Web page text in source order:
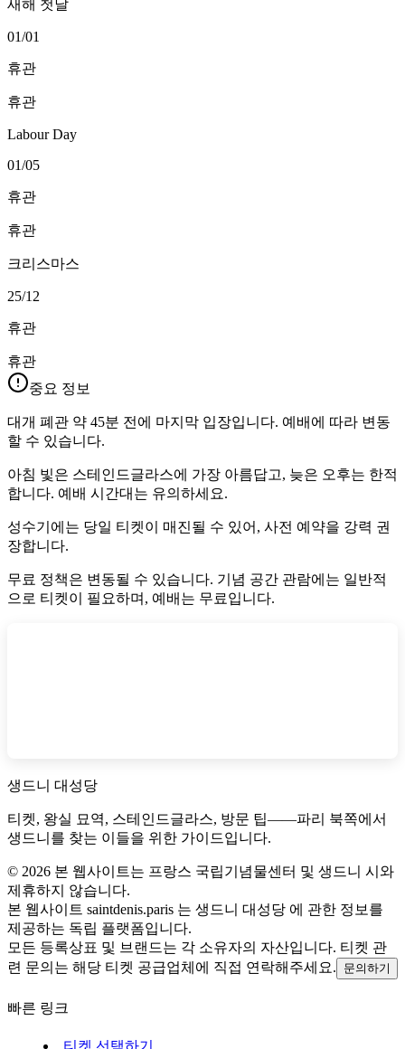
새해 첫날
01/01
휴관
휴관
Labour Day
01/05
휴관
휴관
크리스마스
25/12
휴관
휴관
중요 정보
대개 폐관 약 45분 전에 마지막 입장입니다. 예배에 따라 변동
할 수 있습니다.
아침 빛은 스테인드글라스에 가장 아름답고, 늦은 오후는 한적
합니다. 예배 시간대는 유의하세요.
성수기에는 당일 티켓이 매진될 수 있어, 사전 예약을 강력 권
장합니다.
무료 정책은 변동될 수 있습니다. 기념 공간 관람에는 일반적
으로 티켓이 필요하며, 예배는 무료입니다.
생드니 대성당
티켓, 왕실 묘역, 스테인드글라스, 방문 팁——파리 북쪽에서
생드니를 찾는 이들을 위한 가이드입니다.
© 2026 본 웹사이트는 프랑스 국립기념물센터 및 생드니 시와
제휴하지 않습니다.
본 웹사이트 saintdenis.paris 는 생드니 대성당 에 관한 정보를
제공하는 독립 플랫폼입니다.
모든 등록상표 및 브랜드는 각 소유자의 자산입니다. 티켓 관
련 문의는 해당 티켓 공급업체에 직접 연락해주세요.
문의하기
빠른 링크
티켓 선택하기